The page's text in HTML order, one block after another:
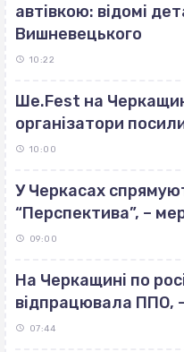
автівкою: відомі
Вишневецького
10:22
Ше.Fest на
організатори
10:00
У Черкасах
“Перспектива”, –
09:00
На Черкащині по
відпрацювала ППО,
07:44